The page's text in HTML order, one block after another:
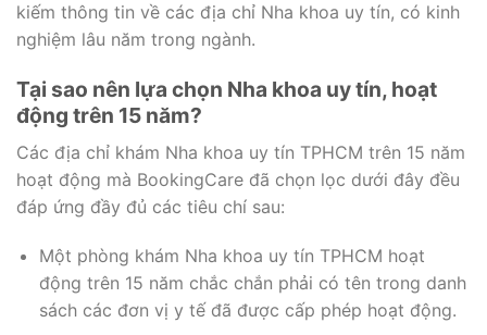
kiếm thông tin về các địa chỉ Nha khoa uy tín, có kinh
nghiệm lâu năm trong ngành.
Tại sao nên lựa chọn Nha khoa uy tín, hoạt
động trên 15 năm?
Các địa chỉ khám Nha khoa uy tín TPHCM trên 15 năm
hoạt động mà BookingCare đã chọn lọc dưới đây đều
đáp ứng đầy đủ các tiêu chí sau:
Một phòng khám Nha khoa uy tín TPHCM hoạt
động trên 15 năm chắc chắn phải có tên trong danh
sách các đơn vị y tế đã được cấp phép hoạt động.